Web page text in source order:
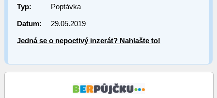
Typ: Poptávka
Datum: 29.05.2019
Jedná se o nepoctivý inzerát? Nahlašte to!